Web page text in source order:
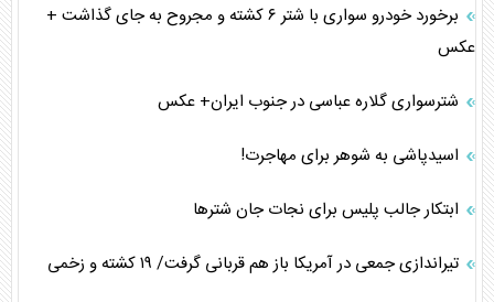
برخورد خودرو سواری با شتر ۶ کشته و مجروح به جای گذاشت +
عکس
شترسواری گلاره عباسی در جنوب ایران+ عکس
اسیدپاشی به شوهر برای مهاجرت!
ابتکار جالب پلیس برای نجات جان شتر‌ها
تیراندازی جمعی در آمریکا باز هم قربانی گرفت/ ۱۹ کشته و زخمی